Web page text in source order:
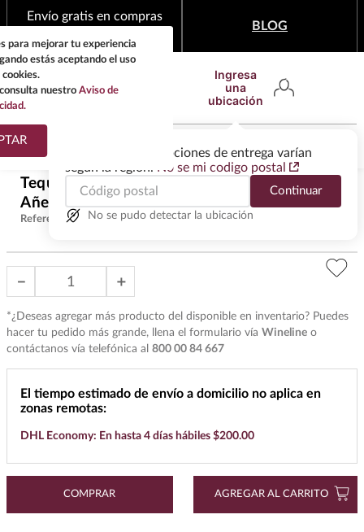
Envío gratis en compras
BLOG
Ingresa
una
ubicación
Las ofertas y las opciones de entrega varían
según la región. No se mi codigo postal
Continuar
No se pudo detectar la ubicación
¿Qué estas buscando?
Tequila Maestro Dobel 50 Extra
Añejo 750 ml
$ 17 ,954
Referencia:T28512
＋
－
*¿Deseas agregar más producto del disponible en inventario? Puedes
hacer tu pedido más grande, llena el formulario vía Wineline o
contáctanos vía telefónica al 800 00 84 667
El tiempo estimado de envío a domicilio no aplica en
zonas remotas:
DHL Economy: En hasta 4 días hábiles $200.00
COMPRAR AGREGAR AL CARRITO
TÉRMINOS MÁS
BUSCADOS
1.
tequila
2.
whisky
tequilas
5.
mezcal
7.
buchanans
8.
don julio
maestro dobel
10. black label
para mejorar tu experiencia
estás aceptando el uso
nuestro Aviso de